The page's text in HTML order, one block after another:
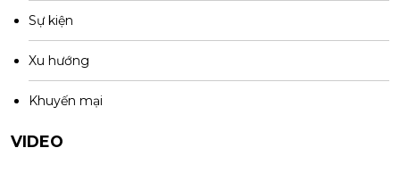
Sự kiện
Xu hướng
Khuyến mại
VIDEO